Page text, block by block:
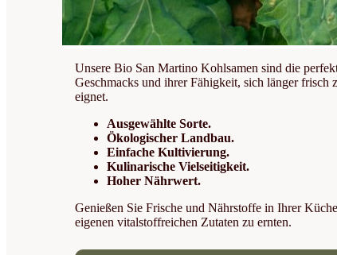
Unsere Bio San Martino Kohlsamen sind die
Geschmacks und ihrer Fähigkeit, sich länger
eignet.
Ausgewählte Sorte.
Ökologischer Landbau.
Einfache Kultivierung.
Kulinarische Vielseitigkeit.
Hoher Nährwert.
Genießen Sie Frische und Nährstoffe in Ihrer
eigenen vitalstoffreichen Zutaten zu ernten.